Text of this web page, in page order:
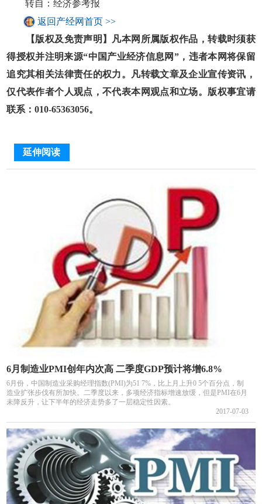
转自：经济参考报
返回产经网首页 >>
【版权及免责声明】凡本网所属版权作品，转载时须获
得授权并注明来源“中国产业经济信息网”，违者本网将保留
追究其相关法律责任的权力。凡转载文章及企业宣传资讯，
仅代表作者个人观点，不代表本网观点和立场。版权事宜请
联系：010-65363056。
延伸阅读
6月制造业PMI创年内次高 二季度GDP预计将增6.8%
6月份，中国制造业采购经理指数(PMI)为51 7%，比上月上升0 5个百分点，制
造业扩张步伐有所加快。二季度以来，多项经济指标增速放缓，但是PMI在6月
未降反升，让下半年的经济走势多了一层稳定性因素。
2017-07-03